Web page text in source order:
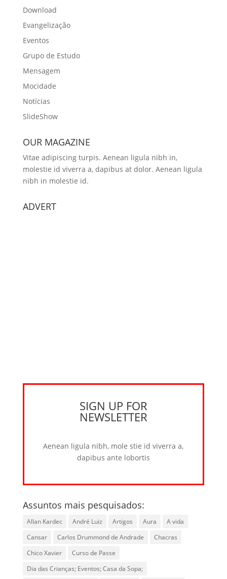
Download
Evangelização
Eventos
Grupo de Estudo
Mensagem
Mocidade
Notícias
SlideShow
OUR MAGAZINE
Vitae adipiscing turpis. Aenean ligula nibh in,
molestie id viverra a, dapibus at dolor. Aenean ligula
nibh in molestie id.
ADVERT
SIGN UP FOR
NEWSLETTER
Aenean ligula nibh, mole stie id viverra a,
dapibus ante lobortis
Assuntos mais pesquisados:
Allan Kardec André Luiz Artigos Aura
A vida
Cansar
Carlos Drummond de Andrade
Chacras
Chico Xavier
Curso de Passe
Dia das Crianças; Eventos; Casa da Sopa;